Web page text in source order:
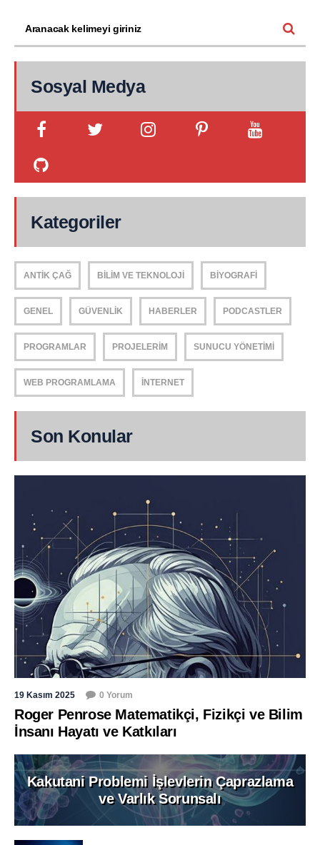
Sosyal Medya
Kategoriler
ANTIK ÇAĞ BILIM VE TEKNOLOJI BIYOGRAFI
GENEL GÜVENLIK HABERLER PODCASTLER
PROGRAMLAR PROJELERIM SUNUCU YÖNETIMI
WEB PROGRAMLAMA İNTERNET
Son Konular
19 Kasım 2025 0 Yorum
Roger Penrose Matematikçi, Fizikçi ve Bilim
İnsanı Hayatı ve Katkıları
Kakutani Problemi İşlevlerin Çaprazlama
ve Varlık Sorunsalı